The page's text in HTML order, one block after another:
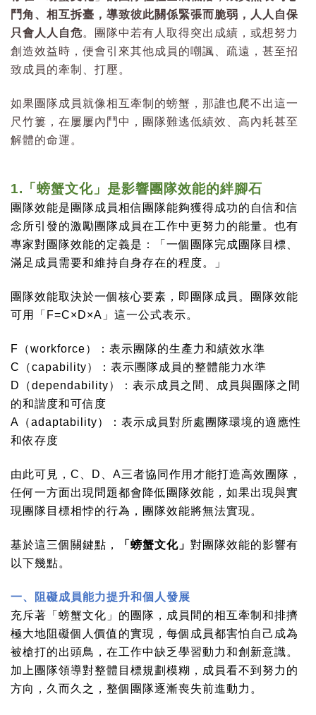
鬥角、相互拆臺，導致彼此關係緊張而脆弱，人人自保
只會人人自危。團隊中若有人取得突出成績，或想努力
創造效益時，便會引來其他成員的嘲諷、疏遠，甚至招
致成員的牽制、打壓。
如果團隊成員就像相互牽制的螃蟹，那誰也爬不出這一
尺竹簍，在屢屢內鬥中，團隊難逃低績效、高內耗甚至
解體的命運。
1. 「螃蟹文化」是影響團隊效能的絆腳石
團隊效能是團隊成員相信團隊能夠獲得成功的自信和信
念所引發的激勵團隊成員在工作中更努力的能量。也有
專家對團隊效能的定義是：「一個團隊完成團隊目標、
滿足成員需要和維持自身存在的程度。」
團隊效能取決於一個核心要素，即團隊成員。團隊效能
可用「F=C×D×A」這一公式表示。
F （workforce）：表示團隊的生產力和績效水準
C
（capability）：表示團隊成員的整體能力水準
D
（dependability）：表示成員之間、成員與團隊之間
的和諧度和可信度
A （adaptability）：表示成員對所處團隊環境的適應性
和依存度
由此可見，C、D、A三者協同作用才能打造高效團隊，
任何一方面出現問題都會降低團隊效能，如果出現與實
現團隊目標相悖的行為，團隊效能將無法實現。
基於這三個關鍵點， 「螃蟹文化」 對團隊效能的影響有
以下幾點。
一、阻礙成員能力提升和個人發展
充斥著「螃蟹文化」的團隊，成員間的相互牽制和排擠
極大地阻礙個人價值的實現，每個成員都害怕自己成為
被槍打的出頭鳥，在工作中缺乏學習動力和創新意識。
加上團隊領導對整體目標規劃模糊，成員看不到努力的
方向，久而久之，整個團隊逐漸喪失前進動力。